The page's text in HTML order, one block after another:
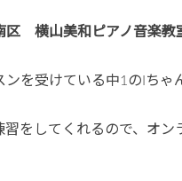
区 横山美和ピアノ音楽教
を受けている中1のIちゃ
をしてくれるので、オ